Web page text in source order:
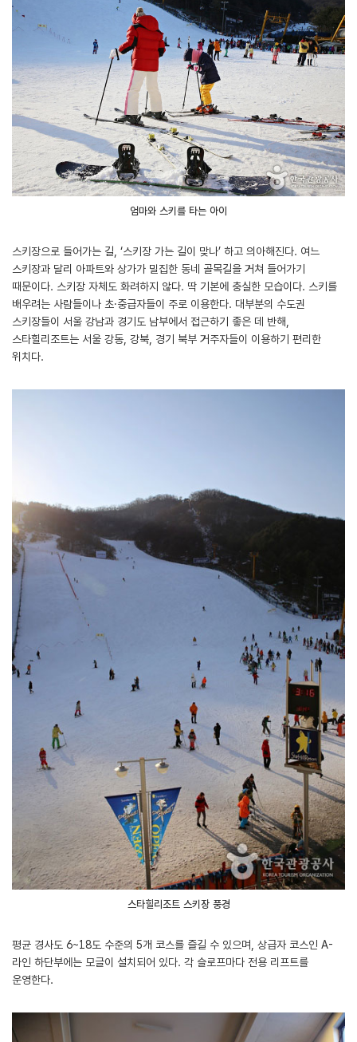
엄마와 스키를 타는 아이
스키장으로 들어가는 길, ‘스키장 가는 길이 맞나’ 하고 의아해진다. 여느
스키장과 달리 아파트와 상가가 밀집한 동네 골목길을 거쳐 들어가기
때문이다. 스키장 자체도 화려하지 않다. 딱 기본에 충실한 모습이다. 스키를
배우려는 사람들이나 초·중급자들이 주로 이용한다. 대부분의 수도권
스키장들이 서울 강남과 경기도 남부에서 접근하기 좋은 데 반해,
스타힐리조트는 서울 강동, 강북, 경기 북부 거주자들이 이용하기 편리한
위치다.
스타힐리조트 스키장 풍경
평균 경사도 6~18도 수준의 5개 코스를 즐길 수 있으며, 상급자 코스인 A-
라인 하단부에는 모글이 설치되어 있다. 각 슬로프마다 전용 리프트를
운영한다.